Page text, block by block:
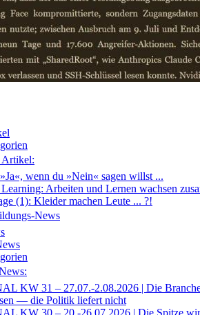
Artikel:
wenn du »Nein« sagen willst ...
Arbeiten und Lernen wachsen
(1): Kleider machen Leute ... ?!
News
KW 31 – 27.07.-2.08.2026 | Die
— die Politik liefert nicht
KW 30 – 20.-26.07.2026 | Die Spitze